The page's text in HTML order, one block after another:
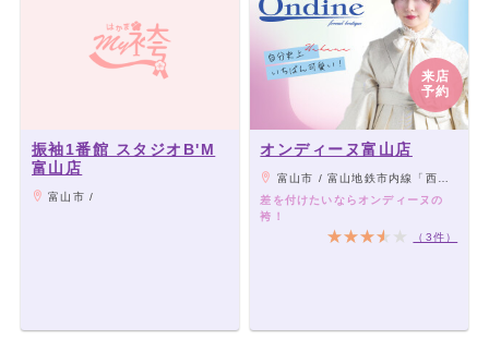
振袖1番館 スタジオB'M
富山店
富山市 /
来店
予約
オンディーヌ富山店
富山市 / 富山地鉄市内線「西町駅」徒歩2分
差を付けたいならオンディーヌの
袴！
（3件）